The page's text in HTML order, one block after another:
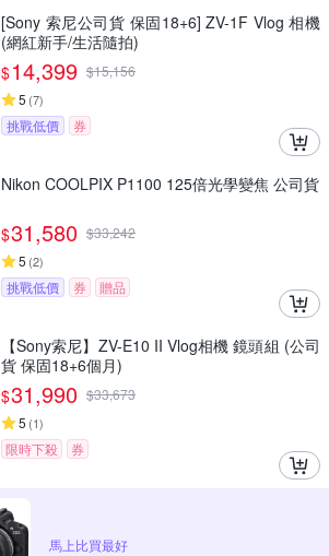
[Sony 索尼公司貨 保固18+6] ZV-1F Vlog 相機
(網紅新手/生活隨拍)
$14,399 $15,156
5 (7)
挑戰低價 券
Nikon COOLPIX P1100 125倍光學變焦 公司貨
$31,580 $33,242
5 (2)
挑戰低價 券 贈品
【Sony索尼】ZV-E10 II Vlog相機 鏡頭組 (公司
貨 保固18+6個月)
$31,990 $33,673
5 (1)
限時下殺 券
馬上比買最好